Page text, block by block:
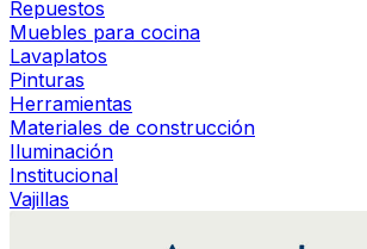
Repuestos
Muebles para cocina
Lavaplatos
Pinturas
Herramientas
Materiales de construcción
Iluminación
Institucional
Vajillas